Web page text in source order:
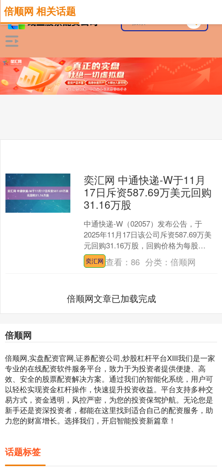
倍顺网 相关话题
奕汇网 中通快递-W于11月
17日斥资587.69万美元回购
31.16万股
中通快递-W（02057）发布公告，于
2025年11月17日该公司斥资587.69万美
元回购31.16万股，回购价格为每股
18.73-18.99美元。 【免责声....
奕汇网 查看：86 分类：倍顺网
倍顺网文章已加载完成
倍顺网
倍顺网,实盘配资官网,证券配资公司,炒股杠杆平台XIII‌我们是一家
专业的在线配资软件服务平台，致力于为投资者提供便捷、高
效、安全的股票配资解决方案。通过我们的智能化系统，用户可
以轻松实现资金杠杆操作，快速提升投资收益。平台支持多种交
易方式，资金透明，风控严密，为您的投资保驾护航。无论您是
新手还是资深投资者，都能在这里找到适合自己的配资服务，助
力您的财富增长。选择我们，开启智能投资新篇章！
话题标签